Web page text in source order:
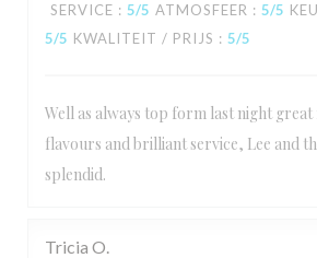
SERVICE : 5/5 ATMOSFEER : 5/5
5/5 KWALITEIT / PRIJS : 5/5
Well as always top form last night
flavours and brilliant service, Lee and
splendid.
Tricia O